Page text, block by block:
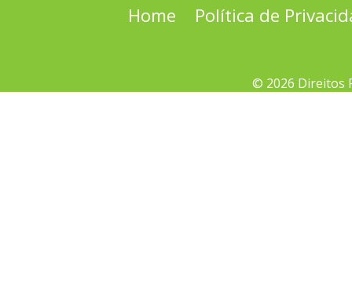
Home Política de
© 2026 Direitos